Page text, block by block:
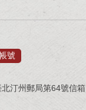
號
汀州郵局第64號信